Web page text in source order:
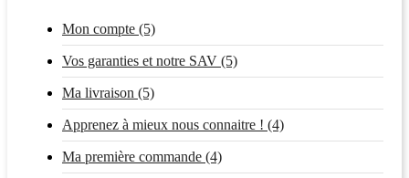
Mon compte (5)
Vos garanties et notre SAV (5)
Ma livraison (5)
Apprenez à mieux nous connaitre ! (4)
Ma première commande (4)